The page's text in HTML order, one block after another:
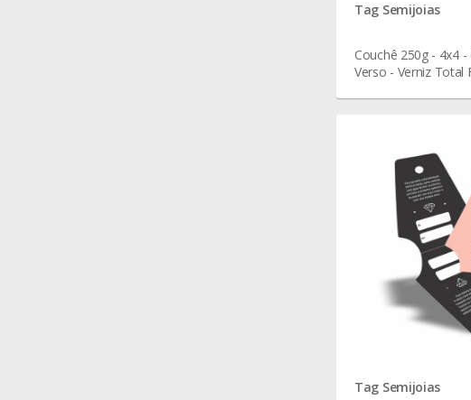
Tag Semijoias
Couchê 250g - 4x4
Verso - Verniz Total
Tag Semijoias